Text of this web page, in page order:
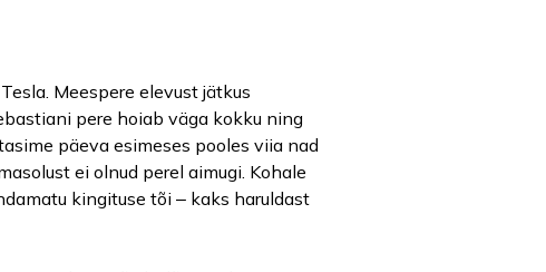
Meespere elevust jätkus
pere hoiab väga kokku ning
päeva esimeses pooles viia nad
ei olnud perel aimugi. Kohale
kingituse tõi ‒ kaks haruldast